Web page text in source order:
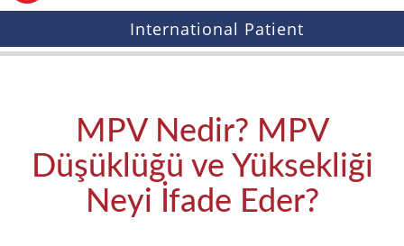
International Patient
MPV Nedir? MPV
Düşüklüğü ve Yüksekliği
Neyi İfade Eder?